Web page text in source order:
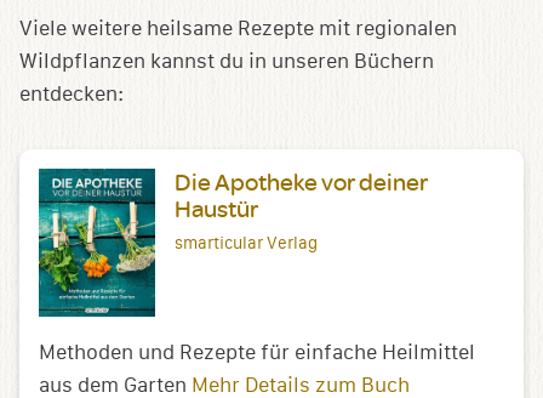
Viele weitere heilsame Rezepte mit regionalen
Wildpflanzen kannst du in unseren Büchern
entdecken:
Die Apotheke vor deiner
Haustür
smarticular Verlag
Methoden und Rezepte für einfache Heilmittel
aus dem Garten Mehr Details zum Buch